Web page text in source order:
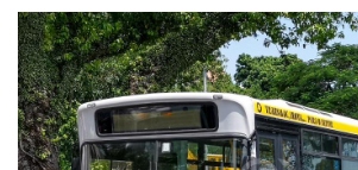
門
搜
索
古
地